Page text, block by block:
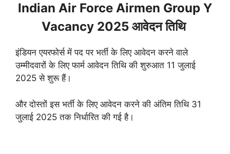
Indian Air Force Airmen Group Y
Vacancy 2025 आवेदन तिथि
इंडियन एयरफोर्स में पद पर भर्ती के लिए आवेदन करने वाले
उम्मीदवारों के लिए फार्म आवेदन तिथि की शुरुआत 11 जुलाई
2025 से शुरू हैं।
और दोस्तों इस भर्ती के लिए आवेदन करने की अंतिम तिथि 31
जुलाई 2025 तक निर्धारित की गई है।